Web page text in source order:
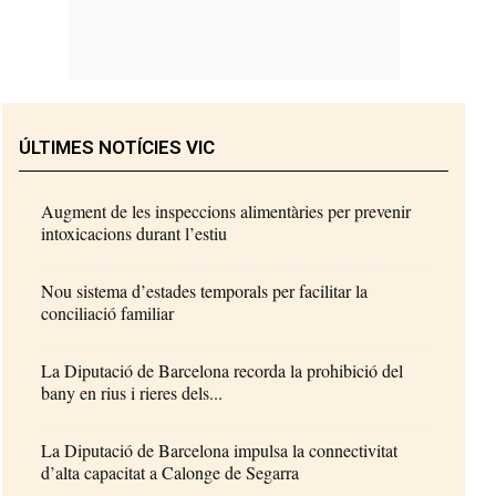
ÚLTIMES NOTÍCIES VIC
Augment de les inspeccions alimentàries per prevenir
intoxicacions durant l’estiu
Nou sistema d’estades temporals per facilitar la
conciliació familiar
La Diputació de Barcelona recorda la prohibició del
bany en rius i rieres dels...
La Diputació de Barcelona impulsa la connectivitat
d’alta capacitat a Calonge de Segarra